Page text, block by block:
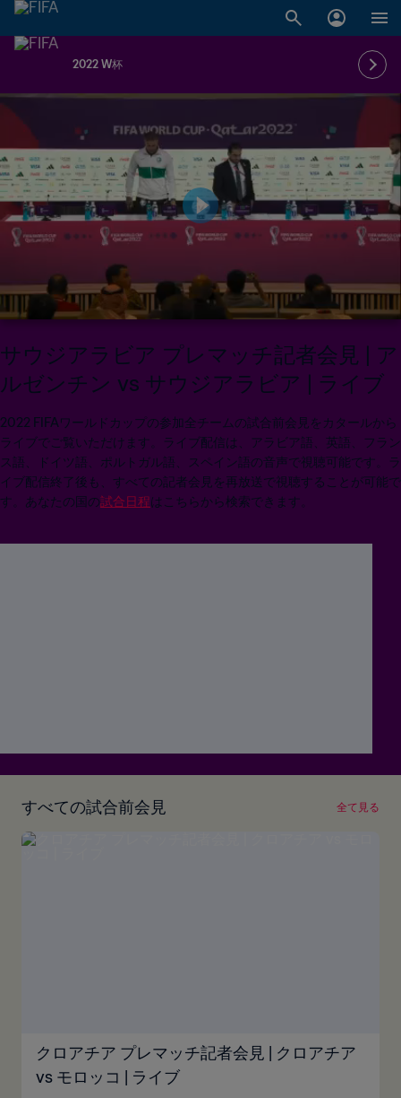
2022 W杯
サウジアラビア プレマッチ記者会見 | ア
ルゼンチン vs サウジアラビア | ライブ
2022 FIFAワールドカップの参加全チームの試合前会見をカタールから
ライブでご覧いただけます。ライブ配信は、アラビア語、英語、フラン
ス語、ドイツ語、ポルトガル語、スペイン語の音声で視聴可能です。ラ
イブ配信終了後も、すべての記者会見を再放送で視聴することが可能で
す。あなたの国の試合日程はこちらから検索できます。
すべての試合前会見 全て見る
クロアチア プレマッチ記者会見 | クロアチア
vs モロッコ | ライブ